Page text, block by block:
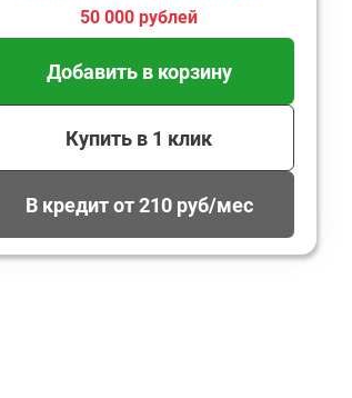
50 000 рублей
Добавить в корзину
Купить в 1 клик
В кредит от 210 руб/мес